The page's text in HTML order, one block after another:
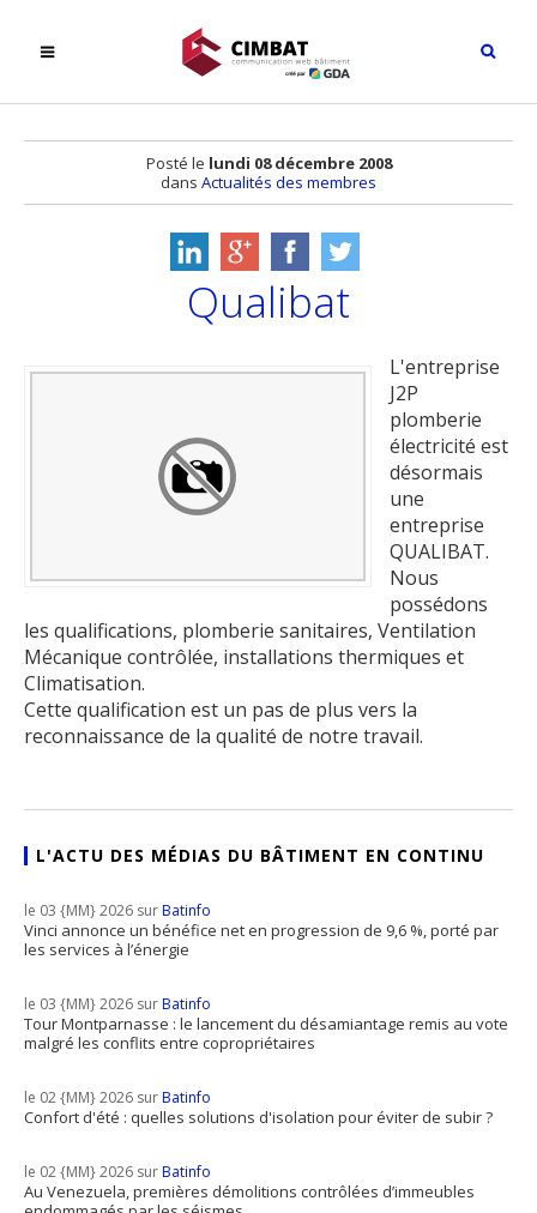
Posté le lundi 08 décembre 2008
dans Actualités des membres
Qualibat
L'entreprise
J2P
plomberie
électricité est
désormais
une
entreprise
QUALIBAT.
Nous
possédons
les qualifications, plomberie sanitaires, Ventilation
Mécanique contrôlée, installations thermiques et
Climatisation.
Cette qualification est un pas de plus vers la
reconnaissance de la qualité de notre travail.
L'ACTU DES MÉDIAS DU BÂTIMENT EN CONTINU
le 03 {MM} 2026 surBatinfo
Vinci annonce un bénéfice net en progression de 9,6 %, porté par
les services à l’énergie
le 03 {MM} 2026 surBatinfo
Tour Montparnasse : le lancement du désamiantage remis au vote
malgré les conflits entre copropriétaires
le 02 {MM} 2026 surBatinfo
Confort d'été : quelles solutions d'isolation pour éviter de subir ?
le 02 {MM} 2026 surBatinfo
Au Venezuela, premières démolitions contrôlées d’immeubles